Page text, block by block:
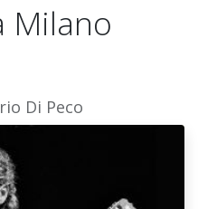
Milano
Di Peco